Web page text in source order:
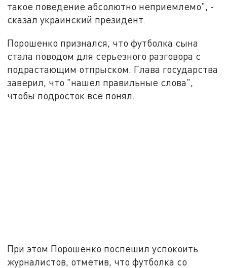
такое поведение абсолютно неприемлемо", -
сказал украинский президент.
Порошенко признался, что футболка сына
стала поводом для серьезного разговора с
подрастающим отпрыском. Глава государства
заверил, что "нашел правильные слова",
чтобы подросток все понял.
При этом Порошенко поспешил успокоить
журналистов, отметив, что футболка со